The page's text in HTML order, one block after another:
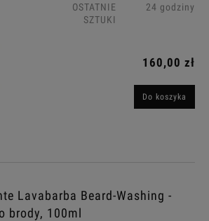
OSTATNIE
SZTUKI
24 godziny
160,00 zł
Do koszyka
Lavabarba Beard-Washing -
brody, 100ml